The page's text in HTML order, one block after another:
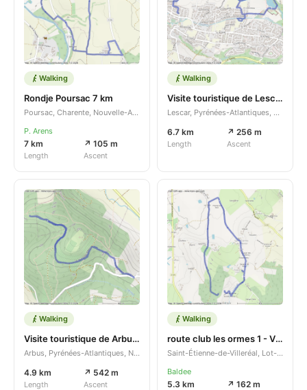
Walking
Rondje Poursac 7 km
Poursac, Charente, Nouvelle-Aquitaine, FR
P. Arens
7 km
Length
↗ 105 m
Ascent
Walking
Visite touristique de Lescar
Lescar, Pyrénées-Atlantiques, Nouvelle-Aquitaine, FR
6.7 km
Length
↗ 256 m
Ascent
Walking
Visite touristique de Arbus - Abos
Arbus, Pyrénées-Atlantiques, Nouvelle-Aquitaine, FR
4.9 km
Length
↗ 542 m
Ascent
Walking
route club les ormes 1 - Villereal
Saint-Étienne-de-Villeréal, Lot-et-Garonne, Nouvelle-Aquitaine, FR
Baldee
5.3 km ↗ 162 m